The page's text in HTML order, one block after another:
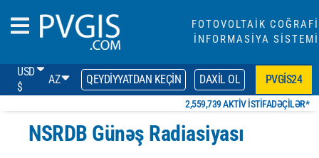
FOTOVOLTAİK COĞRAFİ
İNFORMASİYA SİSTEMİ
USD
$
AZ QEYDIYYATDAN KEÇIN DAXIL OL PVGIS24
2,559,739 AKTIV ISTIFADƏÇILƏR*
NSRDB Günəş Radiasiyası